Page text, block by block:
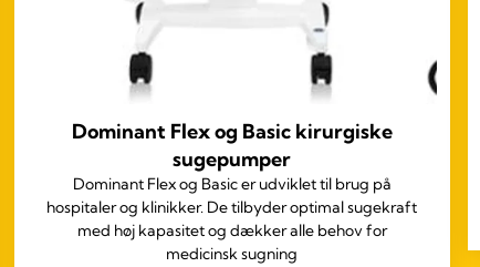
Dominant Flex og Basic kirurgiske
sugepumper
Dominant Flex og Basic er udviklet til brug på
hospitaler og klinikker. De tilbyder optimal sugekraft
med høj kapasitet og dækker alle behov for
medicinsk sugning